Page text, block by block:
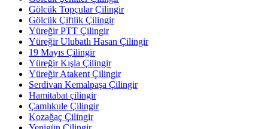
Gölcük Topçular Çilingir
Gölcük Çiftlik Çilingir
Yüreğir PTT Çilingir
Yüreğir Ulubatlı Hasan Çilingir
19 Mayıs Çilingir
Yüreğir Kışla Çilingir
Yüreğir Atakent Çilingir
Serdivan Kemalpaşa Çilingir
Hamitabat çilingir
Çamlıkule Çilingir
Kozağaç Çilingir